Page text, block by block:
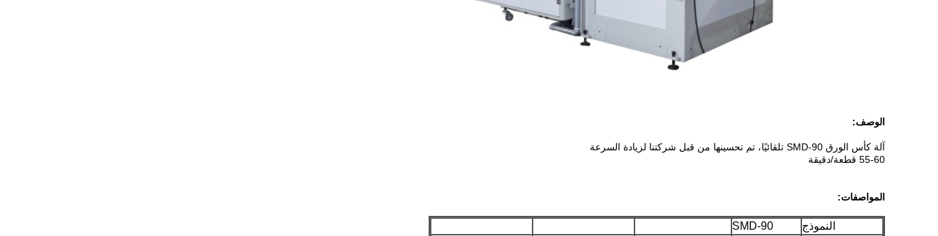
الوصف:
آلة كأس الورق SMD-90 تلقائيًا، تم تحسينها من قبل شركتنا لزيادة السرعة
55-60 قطعة/دقيقة
المواصفات:
النموذج
SMD-90